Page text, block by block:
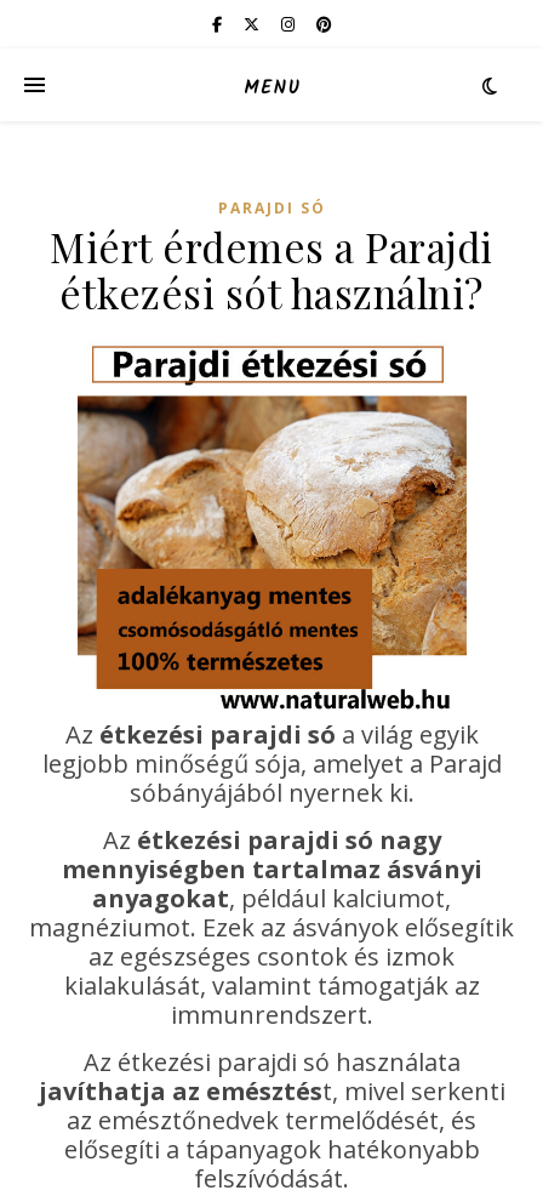
MENU
PARAJDI SÓ
Miért érdemes a Parajdi
étkezési sót használni?
Az étkezési parajdi só a világ egyik
legjobb minőségű sója, amelyet a Parajd
sóbányájából nyernek ki.
Az étkezési parajdi só nagy
mennyiségben tartalmaz ásványi
anyagokat, például kalciumot,
magnéziumot. Ezek az ásványok elősegítik
az egészséges csontok és izmok
kialakulását, valamint támogatják az
immunrendszert.
Az étkezési parajdi só használata
javíthatja az emésztést, mivel serkenti
az emésztőnedvek termelődését, és
elősegíti a tápanyagok hatékonyabb
felszívódását.